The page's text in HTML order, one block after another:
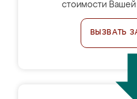
стоимости
ВЫЗВАТЬ